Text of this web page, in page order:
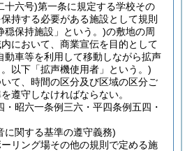
十六号)第一条に規定する学校その
持する必要がある施設として規則
穏保持施設」という。)の敷地の周
において、商業宣伝を目的として
動車等を利用して移動しながら拡声
以下「拡声機使用者」という。)
て、時間の区分及び区域の区分ご
遵守しなければならない。
・昭六一条例三六・平四条例五四・
に関する基準の遵守義務)
リング場その他の規則で定める施